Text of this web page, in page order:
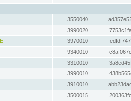
3550040
3990020
3970010
9340010
3310010
3990010
3910010
3500015